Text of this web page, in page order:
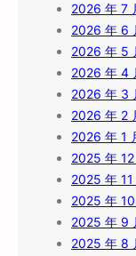
2026 年 7
2026 年 6
2026 年 5
2026 年 4
2026 年 3
2026 年 2
2026 年 1
2025 年 12
2025 年 11
2025 年 10
2025 年 9
2025 年 8